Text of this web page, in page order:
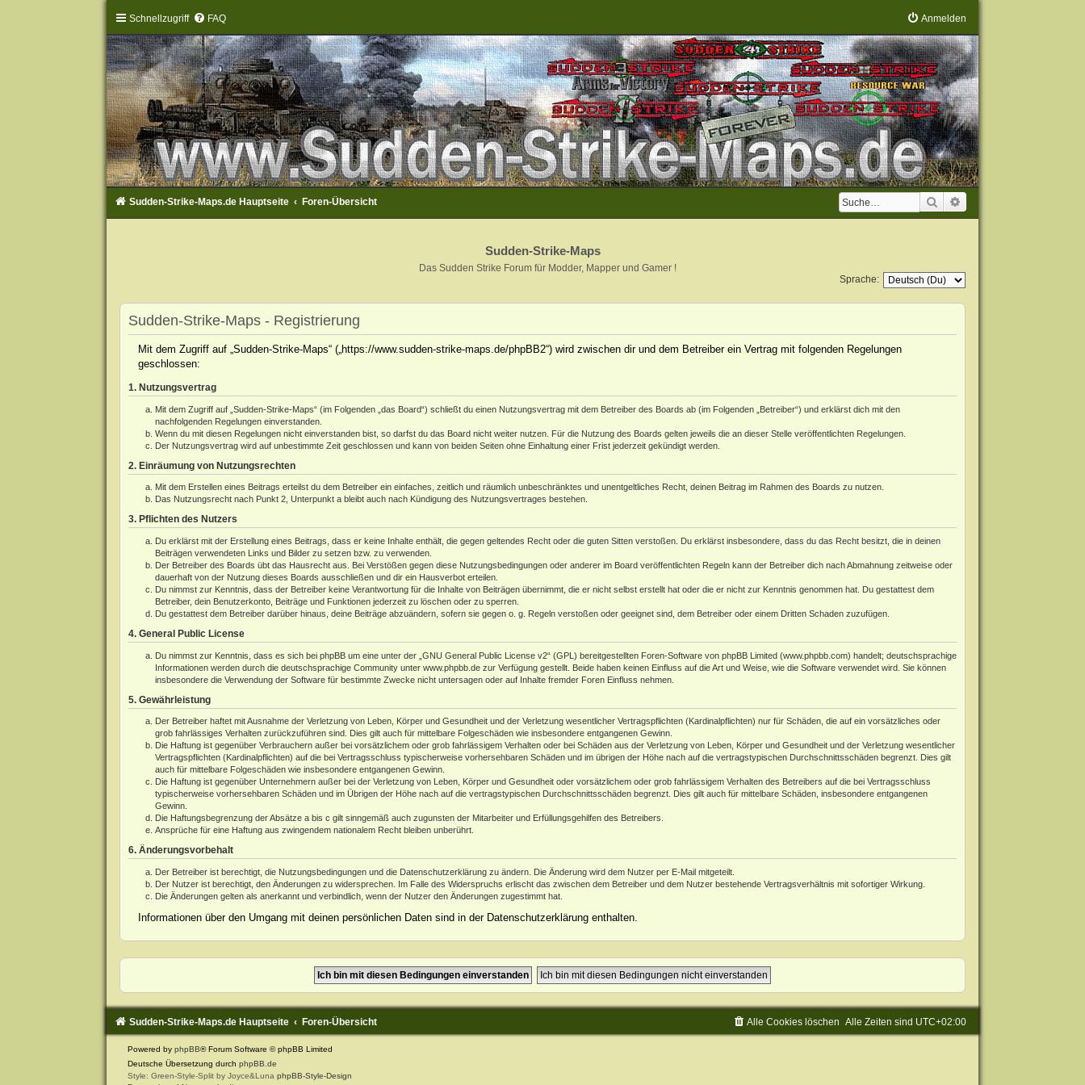
Schnellzugriff FAQ Anmelden
Suche
Sudden-Strike-Maps.de Hauptseite Foren-Übersicht
Sudden-Strike-Maps
Das Sudden Strike Forum für Modder, Mapper und Gamer !
Sprache:
Sudden-Strike-Maps - Registrierung
Mit dem Zugriff auf „Sudden-Strike-Maps“ („https://www.sudden-strike-maps.de/phpBB2“) wird zwischen dir und dem Betreiber ein Vertrag mit folgenden Regelungen
geschlossen:
1. Nutzungsvertrag
Mit dem Zugriff auf „Sudden-Strike-Maps“ (im Folgenden „das Board“) schließt du einen Nutzungsvertrag mit dem Betreiber des Boards ab (im Folgenden „Betreiber“) und erklärst dich mit den
nachfolgenden Regelungen einverstanden.
Wenn du mit diesen Regelungen nicht einverstanden bist, so darfst du das Board nicht weiter nutzen. Für die Nutzung des Boards gelten jeweils die an dieser Stelle veröffentlichten Regelungen.
Der Nutzungsvertrag wird auf unbestimmte Zeit geschlossen und kann von beiden Seiten ohne Einhaltung einer Frist jederzeit gekündigt werden.
2. Einräumung von Nutzungsrechten
Mit dem Erstellen eines Beitrags erteilst du dem Betreiber ein einfaches, zeitlich und räumlich unbeschränktes und unentgeltliches Recht, deinen Beitrag im Rahmen des Boards zu nutzen.
Das Nutzungsrecht nach Punkt 2, Unterpunkt a bleibt auch nach Kündigung des Nutzungsvertrages bestehen.
3. Pflichten des Nutzers
Du erklärst mit der Erstellung eines Beitrags, dass er keine Inhalte enthält, die gegen geltendes Recht oder die guten Sitten verstoßen. Du erklärst insbesondere, dass du das Recht besitzt, die in deinen
Beiträgen verwendeten Links und Bilder zu setzen bzw. zu verwenden.
Der Betreiber des Boards übt das Hausrecht aus. Bei Verstößen gegen diese Nutzungsbedingungen oder anderer im Board veröffentlichten Regeln kann der Betreiber dich nach Abmahnung zeitweise oder
dauerhaft von der Nutzung dieses Boards ausschließen und dir ein Hausverbot erteilen.
Du nimmst zur Kenntnis, dass der Betreiber keine Verantwortung für die Inhalte von Beiträgen übernimmt, die er nicht selbst erstellt hat oder die er nicht zur Kenntnis genommen hat. Du gestattest dem
Betreiber, dein Benutzerkonto, Beiträge und Funktionen jederzeit zu löschen oder zu sperren.
Du gestattest dem Betreiber darüber hinaus, deine Beiträge abzuändern, sofern sie gegen o. g. Regeln verstoßen oder geeignet sind, dem Betreiber oder einem Dritten Schaden zuzufügen.
4. General Public License
Du nimmst zur Kenntnis, dass es sich bei phpBB um eine unter der „ GNU General Public License v2“ (GPL) bereitgestellten Foren-Software von phpBB Limited (www.phpbb.com) handelt; deutschsprachige
Informationen werden durch die deutschsprachige Community unter www.phpbb.dezur Verfügung gestellt. Beide haben keinen Einfluss auf die Art und Weise, wie die Software verwendet wird. Sie können
insbesondere die Verwendung der Software für bestimmte Zwecke nicht untersagen oder auf Inhalte fremder Foren Einfluss nehmen.
5. Gewährleistung
Der Betreiber haftet mit Ausnahme der Verletzung von Leben, Körper und Gesundheit und der Verletzung wesentlicher Vertragspflichten (Kardinalpflichten) nur für Schäden, die auf ein vorsätzliches oder
grob fahrlässiges Verhalten zurückzuführen sind. Dies gilt auch für mittelbare Folgeschäden wie insbesondere entgangenen Gewinn.
Die Haftung ist gegenüber Verbrauchern außer bei vorsätzlichem oder grob fahrlässigem Verhalten oder bei Schäden aus der Verletzung von Leben, Körper und Gesundheit und der Verletzung wesentlicher
Vertragspflichten (Kardinalpflichten) auf die bei Vertragsschluss typischerweise vorhersehbaren Schäden und im übrigen der Höhe nach auf die vertragstypischen Durchschnittsschäden begrenzt. Dies gilt
auch für mittelbare Folgeschäden wie insbesondere entgangenen Gewinn.
Die Haftung ist gegenüber Unternehmern außer bei der Verletzung von Leben, Körper und Gesundheit oder vorsätzlichem oder grob fahrlässigem Verhalten des Betreibers auf die bei Vertragsschluss
typischerweise vorhersehbaren Schäden und im Übrigen der Höhe nach auf die vertragstypischen Durchschnittsschäden begrenzt. Dies gilt auch für mittelbare Schäden, insbesondere entgangenen
Gewinn.
Die Haftungsbegrenzung der Absätze a bis c gilt sinngemäß auch zugunsten der Mitarbeiter und Erfüllungsgehilfen des Betreibers.
Ansprüche für eine Haftung aus zwingendem nationalem Recht bleiben unberührt.
6. Änderungsvorbehalt
Der Betreiber ist berechtigt, die Nutzungsbedingungen und die Datenschutzerklärung zu ändern. Die Änderung wird dem Nutzer per E-Mail mitgeteilt.
Der Nutzer ist berechtigt, den Änderungen zu widersprechen. Im Falle des Widerspruchs erlischt das zwischen dem Betreiber und dem Nutzer bestehende Vertragsverhältnis mit sofortiger Wirkung.
Die Änderungen gelten als anerkannt und verbindlich, wenn der Nutzer den Änderungen zugestimmt hat.
Informationen über den Umgang mit deinen persönlichen Daten sind in der Datenschutzerklärung enthalten.
Sudden-Strike-Maps.de Hauptseite Foren-Übersicht Alle Zeiten sind UTC+02:00
Alle Cookies löschen
Powered by phpBB® Forum Software © phpBB Limited
Deutsche Übersetzung durch phpBB.de
Style: Green-Style-Split by Joyce&Luna phpBB-Style-Design